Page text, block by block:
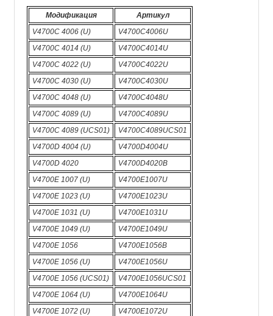
Модификация
Артикул
V4700C 4006 (U)
V4700C4006U
V4700C 4014 (U)
V4700C4014U
V4700C 4022 (U)
V4700C4022U
V4700C 4030 (U)
V4700C4030U
V4700C 4048 (U)
V4700C4048U
V4700C 4089 (U)
V4700C4089U
V4700C 4089 (UCS01)
V4700C4089UCS01
V4700D 4004 (U)
V4700D4004U
V4700D 4020
V4700D4020B
V4700E 1007 (U)
V4700E1007U
V4700E 1023 (U)
V4700E1023U
V4700E 1031 (U)
V4700E1031U
V4700E 1049 (U)
V4700E1049U
V4700E 1056
V4700E1056B
V4700E 1056 (U)
V4700E1056U
V4700E 1056 (UCS01)
V4700E1056UCS01
V4700E 1064 (U)
V4700E1064U
V4700E 1072 (U)
V4700E1072U